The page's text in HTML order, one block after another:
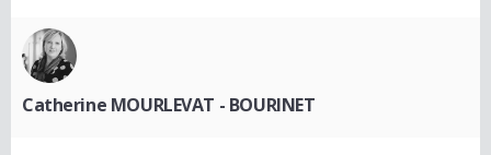
Catherine MOURLEVAT - BOURINET